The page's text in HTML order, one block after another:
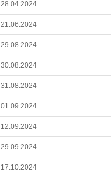
28.04.2024
21.06.2024
29.08.2024
30.08.2024
31.08.2024
01.09.2024
12.09.2024
29.09.2024
17.10.2024